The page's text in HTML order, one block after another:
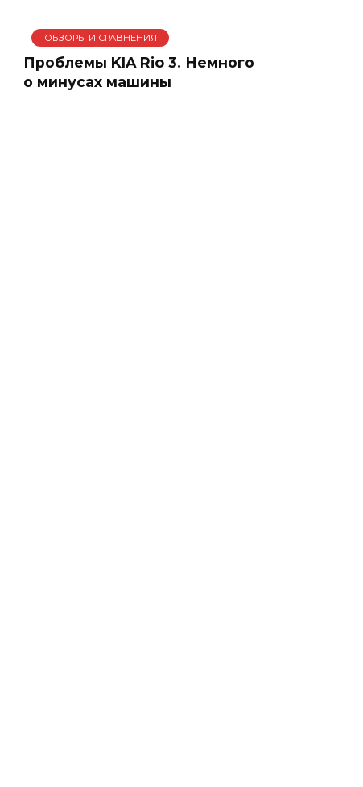
ОБЗОРЫ И СРАВНЕНИЯ
Проблемы KIA Rio 3. Немного
о минусах машины